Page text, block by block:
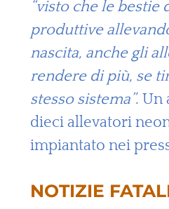
“visto che le bestie
produttive
nascita, anche gli
rendere di più, se
stesso sistema”. Un
dieci allevatori
impiantato nei
NOTIZIE